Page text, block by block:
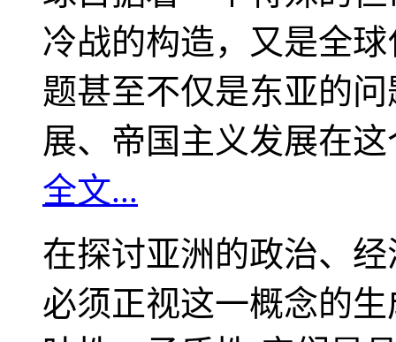
冷战的构造，又是全
题甚至不仅是东亚的
展、帝国主义发展在
全文...
在探讨亚洲的政治、
必须正视这一概念的